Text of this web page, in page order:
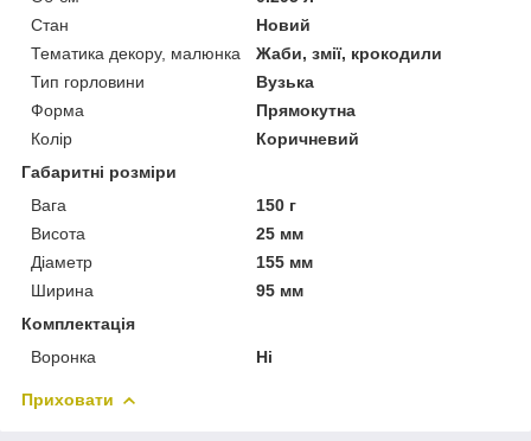
Стан
Новий
Тематика декору, малюнка
Жаби, змії, крокодили
Тип горловини
Вузька
Форма
Прямокутна
Колір
Коричневий
Габаритні розміри
Вага
150 г
Висота
25 мм
Діаметр
155 мм
Ширина
95 мм
Комплектація
Воронка
Ні
Приховати